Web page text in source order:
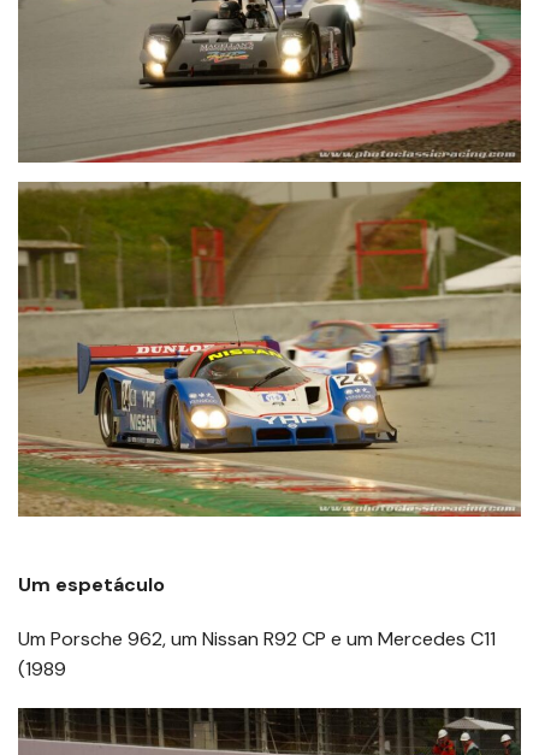
Um espetáculo
Um Porsche 962, um Nissan R92 CP e um Mercedes C11
(1989